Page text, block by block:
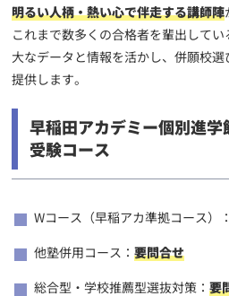
明るい人柄・熱い心で伴走する講師陣
これまで数多くの合格者を輩出して
大なデータと情報を活かし、併願校選
提供します。
早稲田アカデミー個別進
受験コース
Wコース（早稲アカ準拠コース）
他塾併用コース：要問合せ
総合型・学校推薦型選抜対策：要